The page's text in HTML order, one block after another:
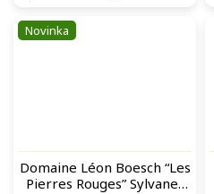
Novinka
Domaine Léon Boesch “Les
Pierres Rouges” Sylvaner